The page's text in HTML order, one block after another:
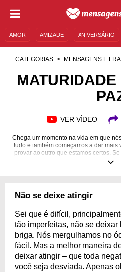
AMOR AMIZADE ANIVERSÁRIO
CATEGORIAS MENSAGENS E
MATURIDADE
VER VÍDEO
Chega um momento na vida em que
tudo e também começamos a dar mais
provar ao outro que estamos certos.
com nossas mensagens e
Não se deixe atingir
Sei que é difícil,
tão imperfeitas, não se deixar
briga. Nós mergulhamos no
fácil. Mas a melhor maneira
deixar atingir – que toda
você seja desviada. Apenas